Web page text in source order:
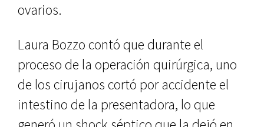
ovarios.
Laura Bozzo contó que durante el
proceso de la operación quirúrgica, uno
de los cirujanos cortó por accidente el
intestino de la presentadora, lo que